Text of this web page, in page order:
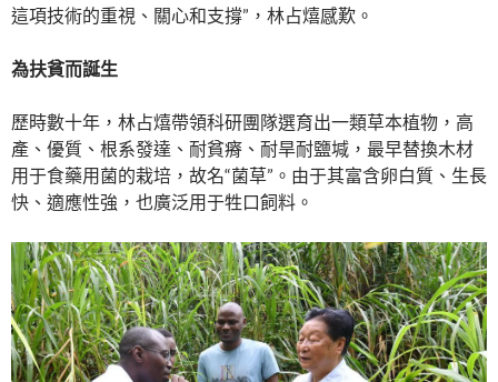
這項技術的重視、關心和支撐”，林占熺感歎。
為扶貧而誕生
歷時數十年，林占熺帶領科研團隊選育出一類草本植物，高
產、優質、根系發達、耐貧瘠、耐旱耐鹽堿，最早替換木材
用于食藥用菌的栽培，故名“菌草”。由于其富含卵白質、生長
快、適應性強，也廣泛用于牲口飼料。